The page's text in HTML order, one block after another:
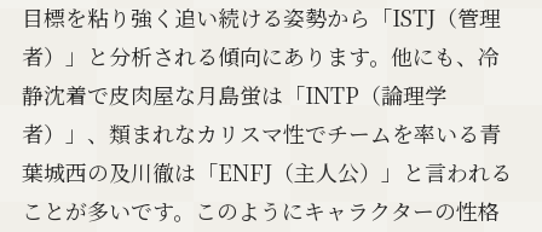
目標を粘り強く追い続ける姿勢から「ISTJ（管理
者）」と分析される傾向にあります。他にも、冷
静沈着で皮肉屋な月島蛍は「INTP（論理学
者）」、類まれなカリスマ性でチームを率いる青
葉城西の及川徹は「ENFJ（主人公）」と言われる
ことが多いです。このようにキャラクターの性格